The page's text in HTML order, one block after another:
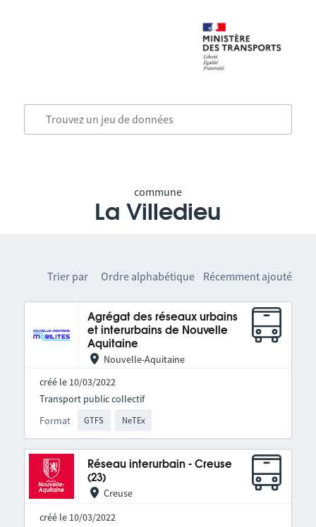
commune
La Villedieu
Trier par Ordre alphabétique Récemment ajouté
Agrégat des réseaux urbains
et interurbains de Nouvelle
Aquitaine
Nouvelle-Aquitaine
créé le 10/03/2022
Format GTFS NeTEx
Transport public collectif
Réseau interurbain - Creuse
(23)
Creuse
créé le 10/03/2022